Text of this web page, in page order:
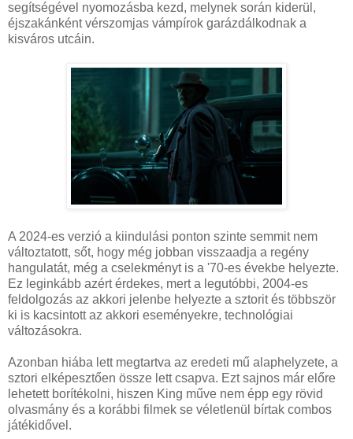
segítségével nyomozásba kezd, melynek során kiderül,
éjszakánként vérszomjas vámpírok garázdálkodnak a
kisváros utcáin.
A 2024-es verzió a kiindulási ponton szinte semmit nem
változtatott, sőt, hogy még jobban visszaadja a regény
hangulatát, még a cselekményt is a '70-es évekbe helyezte.
Ez leginkább azért érdekes, mert a legutóbbi, 2004-es
feldolgozás az akkori jelenbe helyezte a sztorit és többször
ki is kacsintott az akkori eseményekre, technológiai
változásokra.
Azonban hiába lett megtartva az eredeti mű alaphelyzete, a
sztori elképesztően össze lett csapva. Ezt sajnos már előre
lehetett borítékolni, hiszen King műve nem épp egy rövid
olvasmány és a korábbi filmek se véletlenül bírtak combos
játékidővel.